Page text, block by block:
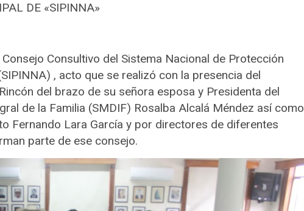
DE «SIPINNA»
Consultivo del Sistema Nacional de Protección
, acto que se realizó con la presencia del
del brazo de su señora esposa y Presidenta del
de la Familia (SMDIF) Rosalba Alcalá Méndez así como
Fernando Lara García y por directores de diferentes
parte de ese consejo.